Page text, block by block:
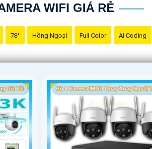
WIFI GIÁ RẺ
78° Hồng Ngoại Full Color AI Coding